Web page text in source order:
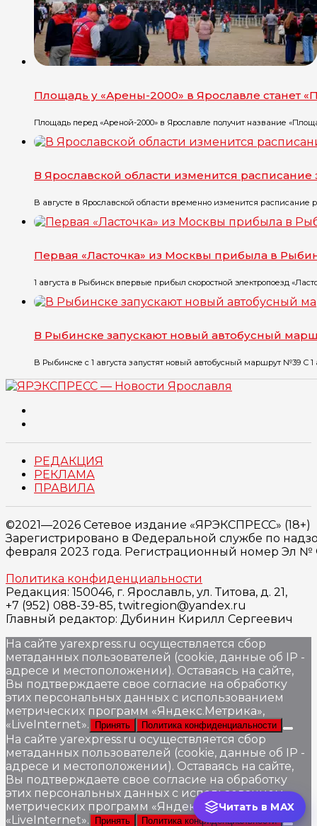
Площадь у «Арены-2000» в Ярославле станет
Площадь перед «Ареной-2000» в Ярославле получит название
В Ярославской области изменится расписание
В августе в Ярославской области временно изменится расписание
Первая «Ласточка» из Москвы прибыла в
1 августа в Рыбинск впервые прибыл скоростной электропоезд
В Рыбинске запускают новый автобусный
В Рыбинске с 1 августа запустят новый автобусный маршрут №39 С 1
РЕДАКЦИЯ
РЕКЛАМА
ПРАВИЛА
©2021—2026 Сетевое издание «ЯРЭКСПРЕСС» (18+)
Зарегистрировано в Федеральной службе по
февраля 2023 года. Регистрационный номер Эл №
Политика конфиденциальности
Редакция: 150046, г. Ярославль, ул. Титова, д. 21,
+7 (952) 088-39-85, twitregion@yandex.ru
Главный редактор: Дубинин Кирилл Сергеевич
На сайте yarexpress.ru осуществляется сбор
метаданных пользователей (cookie, данные об IP -
адресе и местоположении). Оставаясь на сайте,
Вы подтверждаете свое согласие на обработку
этих персональных данных c использованием
метрических программ «Яндекс.Метрика»,
«LiveInternet».
Принять Политика конфиденциальности
На сайте yarexpress.ru осуществляется сбор
метаданных пользователей (cookie, данные об IP -
адресе и местоположении). Оставаясь на сайте,
Вы подтверждаете свое согласие на обработку
этих персональных данных c использованием
метрических программ «Яндекс.Метрика»,
«LiveInternet».
Принять Политика конфиденциальности
Читать в MAX